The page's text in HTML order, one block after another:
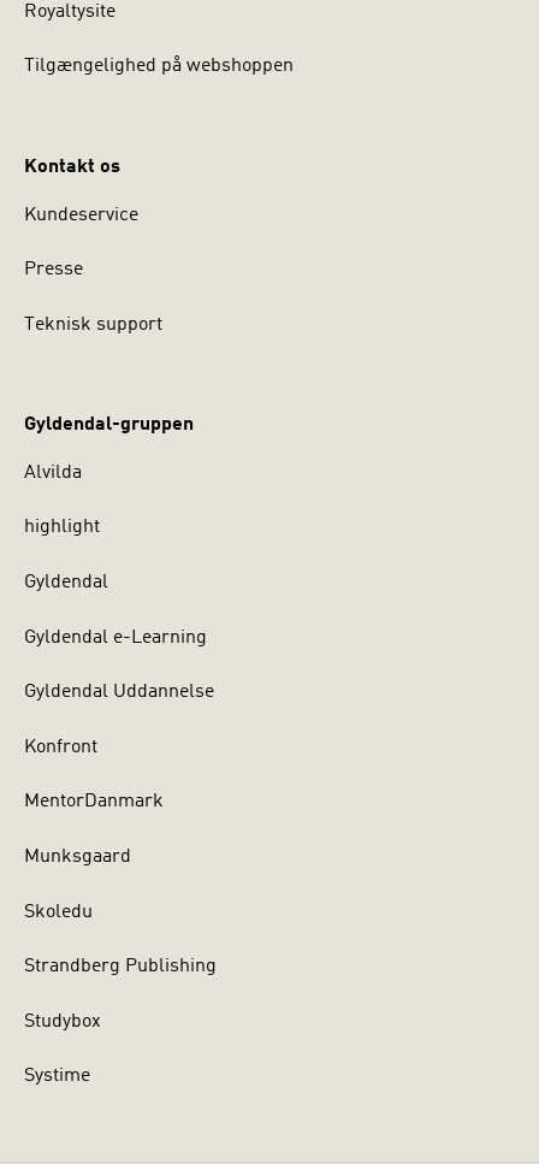
Royaltysite
Tilgængelighed på webshoppen
Kontakt os
Kundeservice
Presse
Teknisk support
Gyldendal-gruppen
Alvilda
highlight
Gyldendal
Gyldendal e-Learning
Gyldendal Uddannelse
Konfront
MentorDanmark
Munksgaard
Skoledu
Strandberg Publishing
Studybox
Systime